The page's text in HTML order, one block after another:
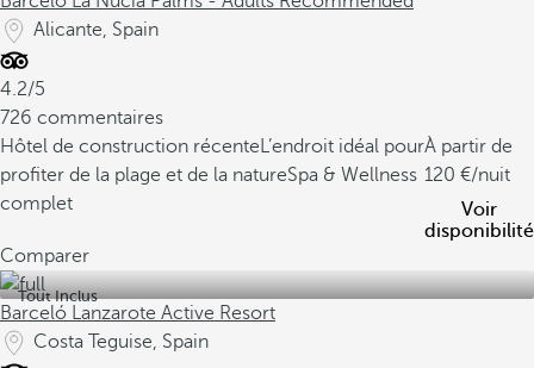
Alicante, Spain
4.2/5
726 commentaires
Hôtel de construction récenteL’endroit idéal pour
profiter de la plage et de la natureSpa & Wellness
complet
À partir de
120
/nuit
Voir
disponibilité
Comparer
Tout Inclus
Barceló Lanzarote Active Resort
Costa Teguise, Spain